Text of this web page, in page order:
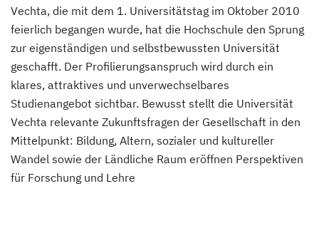
Vechta, die mit dem 1. Universitätstag im Oktober 2010
feierlich begangen wurde, hat die Hochschule den Sprung
zur eigenständigen und selbstbewussten Universität
geschafft. Der Profilierungsanspruch wird durch ein
klares, attraktives und unverwechselbares
Studienangebot sichtbar. Bewusst stellt die Universität
Vechta relevante Zukunftsfragen der Gesellschaft in den
Mittelpunkt: Bildung, Altern, sozialer und kultureller
Wandel sowie der Ländliche Raum eröffnen Perspektiven
für Forschung und Lehre